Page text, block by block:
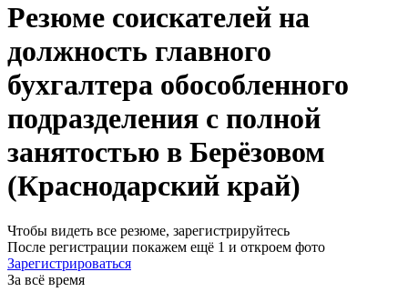
Резюме соискателей на
должность главного
бухгалтера обособленного
подразделения с полной
занятостью в Берёзовом
(Краснодарский край)
Чтобы видеть все резюме, зарегистрируйтесь
После регистрации покажем ещё 1 и откроем фото
Зарегистрироваться
За всё время